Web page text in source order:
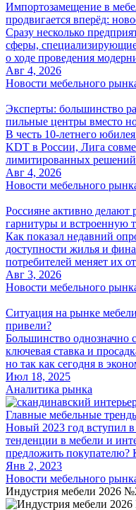
Импортозамещение в
продвигается вперёд:
Сразу несколько
сферы,
о ходе проведения
Авг 4, 2026
Новости мебельного
Эксперты: большинство
пильные центры вместо
В честь 10-летнего
KDT в России, Лига
лимитированных решений
Авг 4, 2026
Новости мебельного
Россияне активно
гарнитуры и встроенную
Как показал недавний
доступности жилья и
потребителей меняет их
Авг 3, 2026
Новости мебельного
Ситуация на рынке
привели?
Большинство однозначно
ключевая ставка и
но так как сегодня в
Июл 18, 2025
Аналитика рынка
Главные мебельные
Новый 2023 год вступил
тенденции в мебели и
предложить
Янв 2, 2023
Новости мебельного
Индустрия мебели 2026